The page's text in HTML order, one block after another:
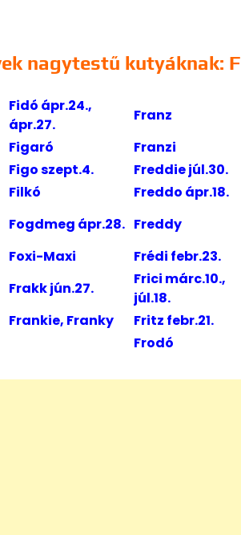
nagytestű kutyáknak: F
Fidó ápr.24.,
ápr.27.
Franz
Figaró
Franzi
Figo szept.4.
Freddie júl.30.
Filkó
Freddo ápr.18.
Fogdmeg ápr.28. Freddy
Foxi-Maxi
Frédi febr.23.
Frakk jún.27.
Frici márc.10.,
júl.18.
Frankie, Franky
Fritz febr.21.
Frodó